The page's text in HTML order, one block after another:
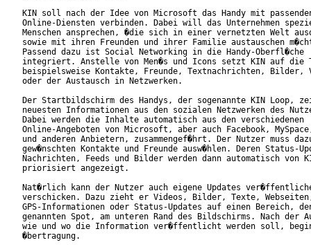
KIN soll nach der Idee von Microsoft das Handy mit
Online-Diensten verbinden. Dabei will das Unternehmen
Menschen ansprechen, �die sich in einer vernetzten Welt
sowie mit ihren Freunden und ihrer Familie austauschen
Passend dazu ist Social Networking in die Handy-Oberfl�che
integriert. Anstelle von Men�s und Icons setzt KIN auf die
beispielsweise Kontakte, Freunde, Textnachrichten, Bilder,
oder der Austausch in Netzwerken.
Der Startbildschirm des Handys, der sogenannte KIN Loop,
neuesten Informationen aus den sozialen Netzwerken des
Dabei werden die Inhalte automatisch aus den verschiedenen
Online-Angeboten von Microsoft, aber auch Facebook,
und anderen Anbietern, zusammengef�hrt. Der Nutzer muss
gew�nschten Kontakte und Freunde ausw�hlen. Deren Status-
Nachrichten, Feeds und Bilder werden dann automatisch von
priorisiert angezeigt.
Nat�rlich kann der Nutzer auch eigene Updates
verschicken. Dazu zieht er Videos, Bilder, Texte,
GPS-Informationen oder Status-Updates auf einen Bereich,
genannten Spot, am unteren Rand des Bildschirms. Nach der
wie und wo die Information ver�ffentlicht werden soll,
�bertragung.